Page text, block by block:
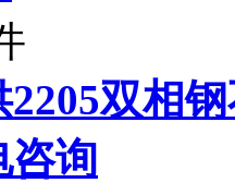
2205双相
咨询